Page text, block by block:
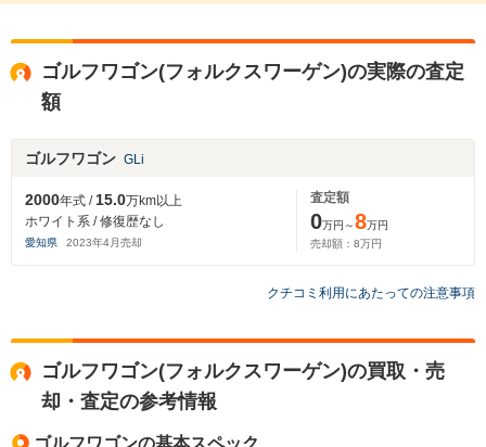
ゴルフワゴン(フォルクスワーゲン)の実際の査定
額
ゴルフワゴン GLi
2000年式 /15.0万km以上
ホワイト系 / 修復歴なし
愛知県 2023年4月売却
査定額
0万円～8万円
売却額： 8万円
クチコミ利用にあたっての注意事項
ゴルフワゴン(フォルクスワーゲン)の買取・売
却・査定の参考情報